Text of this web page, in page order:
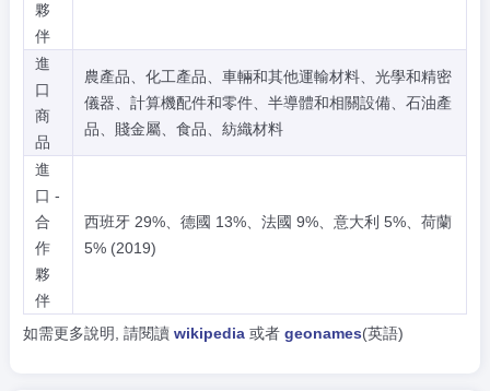
夥
伴
進
口
商
品
農產品、化工產品、車輛和其他運輸材料、光學和精密
儀器、計算機配件和零件、半導體和相關設備、石油產
品、賤金屬、食品、紡織材料
進
口 -
合
作
夥
伴
西班牙 29%、德國 13%、法國 9%、意大利 5%、荷蘭
5% (2019)
如需更多說明, 請閱讀 wikipedia或者 geonames(英語)